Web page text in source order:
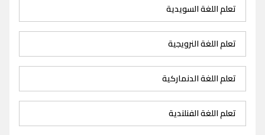
تعلم اللغة السويدية
تعلم اللغة النرويجية
تعلم اللغة الدنماركية
تعلم اللغة الفنلندية